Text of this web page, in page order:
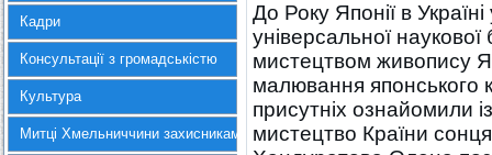
Кадри
Консультації з громадськістю
Культура
Митці Хмельниччини захисникам України
До Року Японії в
універсальної наукової
мистецтвом живопису
малювання японського
присутніх ознайомили
мистецтво Країни